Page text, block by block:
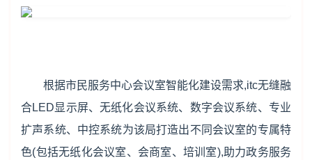
根据市民服务中心会议室智能化建设需求,itc无缝融
合LED显示屏、无纸化会议系统、数字会议系统、专业
扩声系统、中控系统为该局打造出不同会议室的专属特
色(包括无纸化会议室、会商室、培训室),助力政务服务